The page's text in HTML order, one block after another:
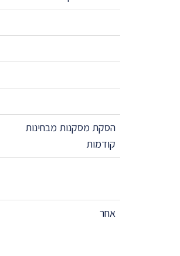
הסקת מסקנות מבחינות
קודמות
אחר